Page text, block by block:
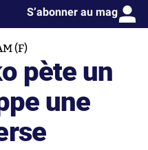
S’abonner au mag
(F)
pète un
une